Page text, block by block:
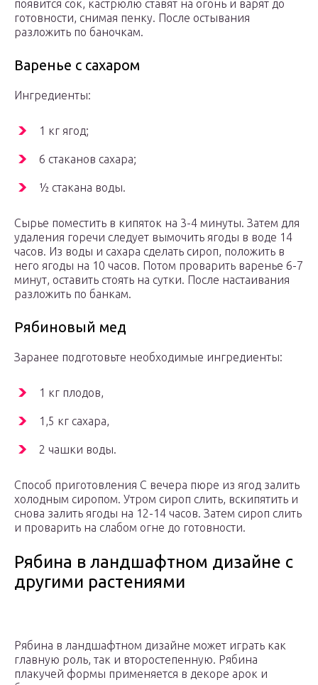
появится сок, кастрюлю ставят на огонь и варят до
готовности, снимая пенку. После остывания
разложить по баночкам.
Варенье с сахаром
Ингредиенты:
1 кг ягод;
6 стаканов сахара;
½ стакана воды.
Сырье поместить в кипяток на 3-4 минуты. Затем для
удаления горечи следует вымочить ягоды в воде 14
часов. Из воды и сахара сделать сироп, положить в
него ягоды на 10 часов. Потом проварить варенье 6-7
минут, оставить стоять на сутки. После настаивания
разложить по банкам.
Рябиновый мед
Заранее подготовьте необходимые ингредиенты:
1 кг плодов,
1,5 кг сахара,
2 чашки воды.
Способ приготовления С вечера пюре из ягод залить
холодным сиропом. Утром сироп слить, вскипятить и
снова залить ягоды на 12-14 часов. Затем сироп слить
и проварить на слабом огне до готовности.
Рябина в ландшафтном дизайне с
другими растениями
Рябина в ландшафтном дизайне может играть как
главную роль, так и второстепенную. Рябина
плакучей формы применяется в декоре арок и